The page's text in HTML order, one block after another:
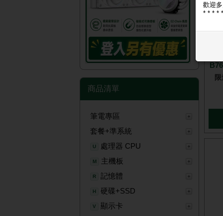
商品清單
筆電專區
套餐+準系統
U 處理器 CPU
M 主機板
R 記憶體
H 硬碟+SSD
V
顯示卡
歡迎多
* * * *